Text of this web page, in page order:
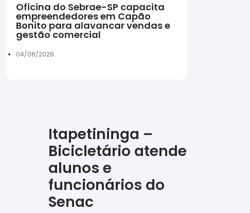
Oficina do Sebrae-SP capacita
empreendedores em Capão
Bonito para alavancar vendas e
gestão comercial
04/08/2026
Itapetininga –
Bicicletário atende
alunos e
funcionários do
Senac